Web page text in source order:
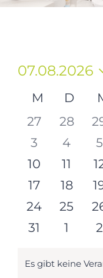
Kontakt
07.08.2026
wählen.
Kalender
von
M Montag
D
27
28
3
4 5
10
11
17
18
24
25
31
1 2
Hinweis
Es gibt keine